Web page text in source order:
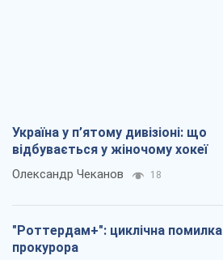
Україна у п’ятому дивізіоні: що
відбувається у жіночому хокеї
Олександр Чеканов 18
"Роттердам+": циклічна помилка
прокурора